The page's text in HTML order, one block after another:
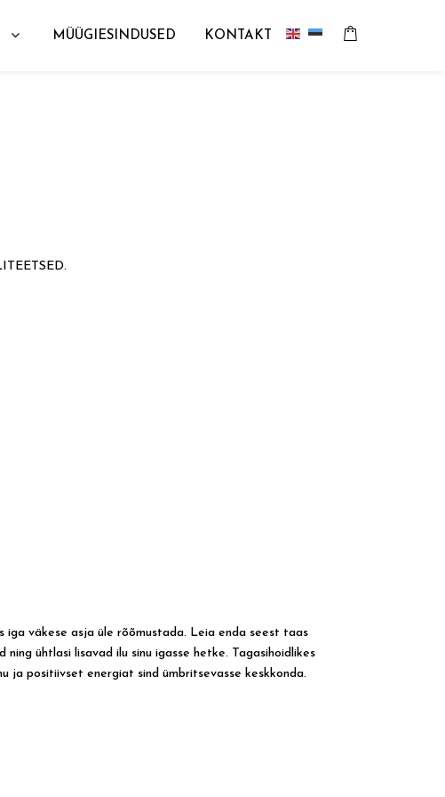
MÜÜGIESINDUSED
KONTAKT
iga väkese asja üle rõõmustada. Leia enda seest taas
ühtlasi lisavad ilu sinu igasse hetke. Tagasihoidlikes
ja positiivset energiat sind ümbritsevasse keskkonda.